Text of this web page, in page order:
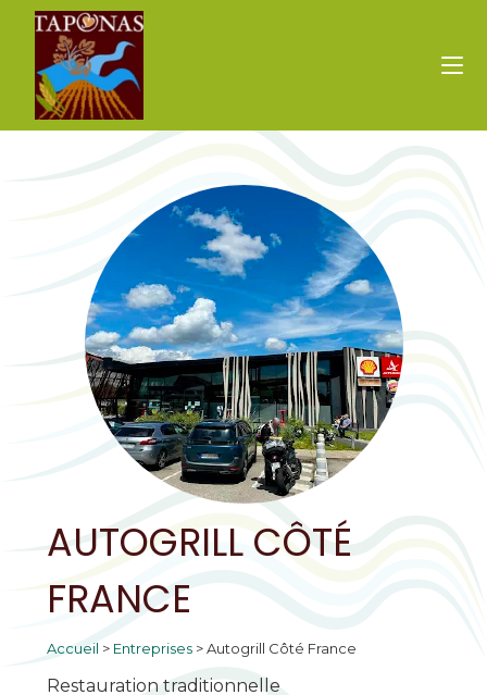
AUTOGRILL CÔTÉ
FRANCE
Accueil > Entreprises>Autogrill Côté France
Restauration traditionnelle